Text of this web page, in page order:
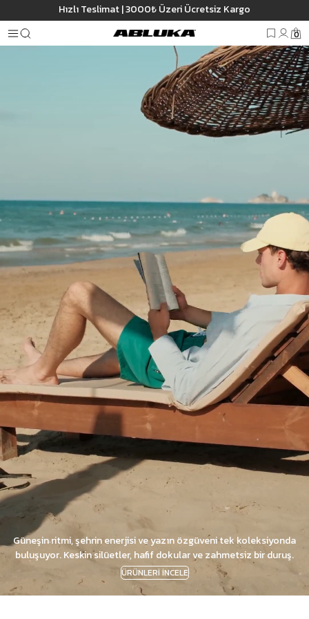
Hızlı Teslimat | 3000₺ Üzeri Ücretsiz Kargo
0
Güneşin ritmi, şehrin enerjisi ve yazın özgüveni tek koleksiyonda
buluşuyor. Keskin silüetler, hafif dokular ve zahmetsiz bir duruş.
ÜRÜNLERİ İNCELE